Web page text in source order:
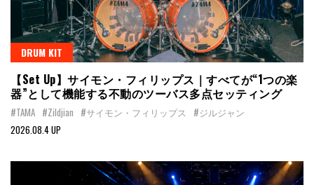
DRUM KIT
【Set Up】サイモン・フィリップス｜すべてが“1つの楽
器”として機能する不動のツーバス多点セッティング
#TAMA #Zildjian #サイモン・フィリップス
#ジルジャン
2026.08.4 UP